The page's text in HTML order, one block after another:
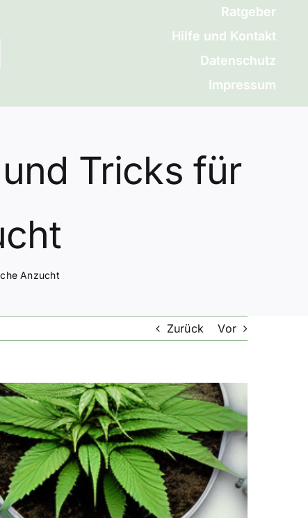
Ratgeber
Hilfe und Kontakt
Datenschutz
Impressum
Tricks für
Anzucht
Zurück Vor